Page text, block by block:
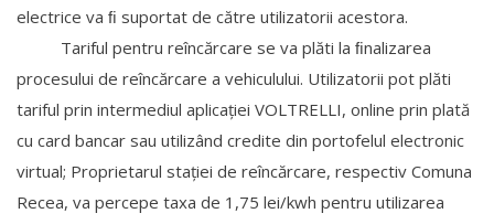
electrice va ﬁ suportat de către utilizatorii acestora.
Tariful pentru reîncărcare se va plăti la ﬁnalizarea
procesului de reîncărcare a vehiculului. Utilizatorii pot plăti
tariful prin intermediul aplicației VOLTRELLI, online prin plată
cu card bancar sau utilizând credite din portofelul electronic
virtual; Proprietarul stației de reîncărcare, respectiv Comuna
Recea, va percepe taxa de 1,75 lei/kwh pentru utilizarea